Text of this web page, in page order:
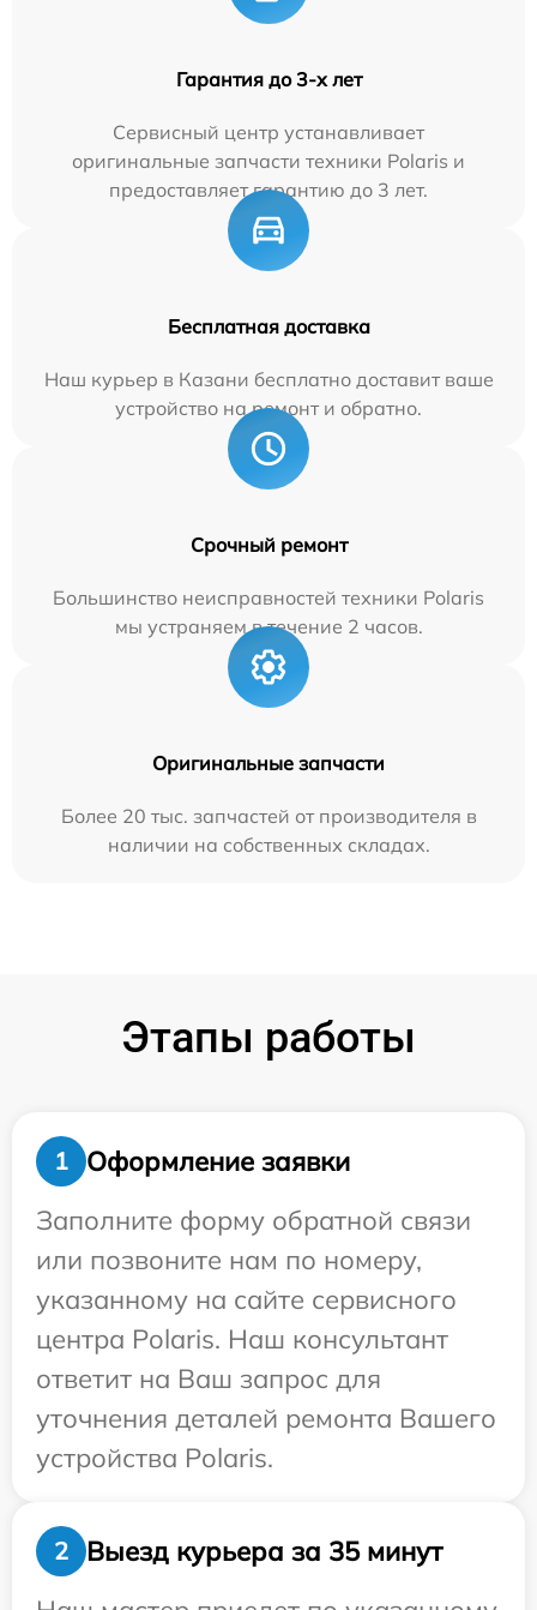
Гарантия до 3-х лет
Сервисный центр устанавливает
оригинальные запчасти техники Polaris и
предоставляет гарантию до 3 лет.
Бесплатная доставка
Наш курьер в Казани бесплатно доставит ваше
устройство на ремонт и обратно.
Срочный ремонт
Большинство неисправностей техники Polaris
мы устраняем в течение 2 часов.
Оригинальные запчасти
Более 20 тыс. запчастей от производителя в
наличии на собственных складах.
Этапы работы
1
Оформление заявки
Заполните форму обратной связи
или позвоните нам по номеру,
указанному на сайте сервисного
центра Polaris. Наш консультант
ответит на Ваш запрос для
уточнения деталей ремонта Вашего
устройства Polaris.
2
Выезд курьера за 35 минут